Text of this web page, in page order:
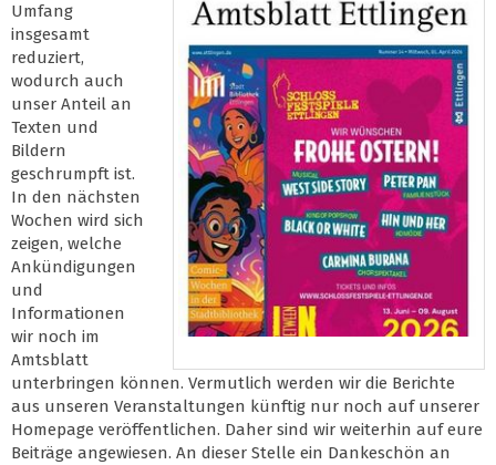
Umfang
insgesamt
reduziert,
wodurch auch
unser Anteil an
Texten und
Bildern
geschrumpft ist.
In den nächsten
Wochen wird sich
zeigen, welche
Ankündigungen
und
Informationen
wir noch im
Amtsblatt
unterbringen können. Vermutlich werden wir die Berichte
aus unseren Veranstaltungen künftig nur noch auf unserer
Homepage veröffentlichen. Daher sind wir weiterhin auf eure
Beiträge angewiesen. An dieser Stelle ein Dankeschön an